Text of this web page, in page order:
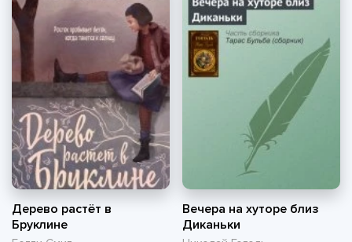
Дерево растёт в
Бруклине
Вечера на хуторе близ
Диканьки